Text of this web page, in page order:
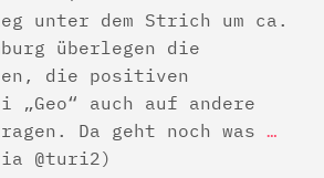
unter dem Strich um ca.
überlegen die
die positiven
„Geo“ auch auf andere
Da geht noch was …
@turi2)